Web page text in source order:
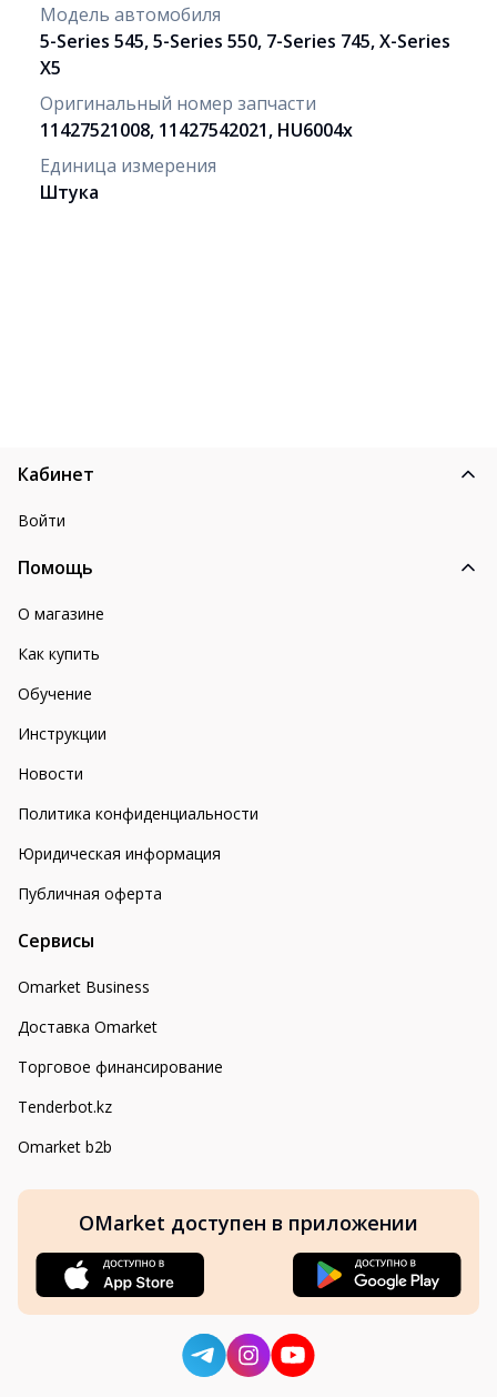
Модель автомобиля
5-Series 545, 5-Series 550, 7-Series 745, X-Series
X5
Оригинальный номер запчасти
11427521008, 11427542021, HU6004x
Единица измерения
Штука
Кабинет
Войти
Помощь
О магазине
Как купить
Обучение
Инструкции
Новости
Политика конфиденциальности
Юридическая информация
Публичная оферта
Сервисы
Omarket Business
Доставка Omarket
Торговое финансирование
Tenderbot.kz
Omarket b2b
OMarket доступен в приложении